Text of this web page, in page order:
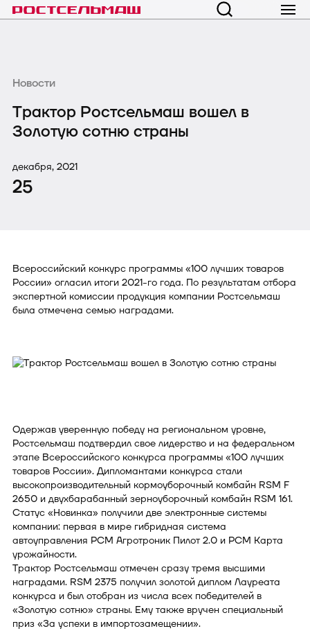
Новости
Трактор Ростсельмаш вошел в
Золотую сотню страны
декабря, 2021
25
Всероссийский конкурс программы «100 лучших товаров
России» огласил итоги 2021-го года. По результатам отбора
экспертной комиссии продукция компании Ростсельмаш
была отмечена семью наградами.
Одержав уверенную победу на региональном уровне,
Ростсельмаш подтвердил свое лидерство и на федеральном
этапе Всероссийского конкурса программы «100 лучших
товаров России». Дипломантами конкурса стали
высокопроизводительный кормоуборочный комбайн RSM F
2650 и двухбарабанный зерноуборочный комбайн RSM 161.
Статус «Новинка» получили две электронные системы
компании: первая в мире гибридная система
автоуправления РСМ Агротроник Пилот 2.0 и РСМ Карта
урожайности.
Трактор Ростсельмаш отмечен сразу тремя высшими
наградами. RSM 2375 получил золотой диплом Лауреата
конкурса и был отобран из числа всех победителей в
«Золотую сотню» страны. Ему также вручен специальный
приз «За успехи в импортозамещении».